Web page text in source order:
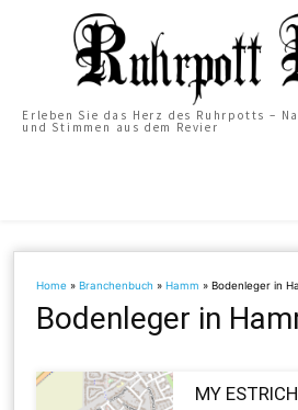
Erleben Sie das Herz des Ruhrpotts –
und Stimmen aus dem Revier
Home »Branchenbuch »Hamm »Bodenleger in
Bodenleger in
MY ESTRICH